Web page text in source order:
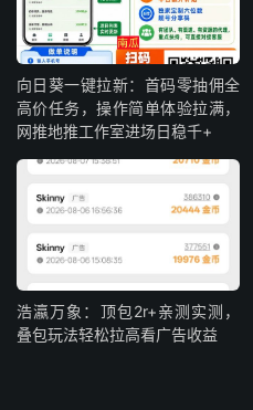
向日葵一键拉新：首码零抽佣全
高价任务，操作简单体验拉满，
网推地推工作室进场日稳千+
浩瀛万象：顶包2r+亲测实测，
叠包玩法轻松拉高看广告收益